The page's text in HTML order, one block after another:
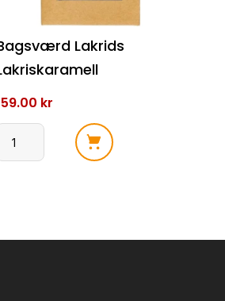
Lakrids
kr
Bagsværd